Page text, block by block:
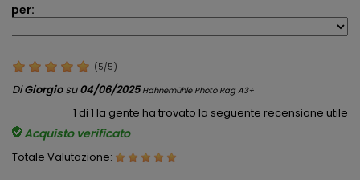
per:
(5/5)
DiGiorgiosu04/06/2025 Hahnemühle Photo Rag A3+
1 di 1 la gente ha trovato la seguente recensione utile
Acquisto verificato
Totale Valutazione: